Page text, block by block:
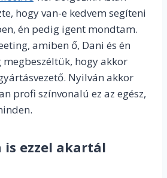
hogy van-e kedvem segíteni
én pedig igent mondtam.
amiben ő, Dani és én
hogy akkor
Nyilván akkor
profi színvonalú ez az egész,
is ezzel akartál